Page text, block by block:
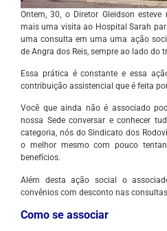
Ontem, 30, o Diretor Gleidson
mais uma visita ao Hospital Sarah
uma consulta em uma uma ação
de Angra dos Reis, sempre ao lado do
Essa prática é constante e essa
contribuição assistencial que é feita
Você que ainda não é associado
nossa Sede conversar e conhecer
categoria, nós do Sindicato dos
o melhor mesmo com pouco
benefícios.
Além desta ação social o
convênios com desconto nas
Como se associar